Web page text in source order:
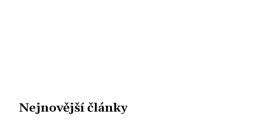
Nejnovější články